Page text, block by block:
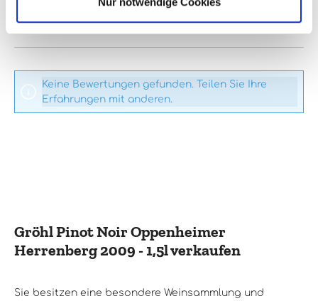
Keine Bewertungen gefunden. Teilen Sie Ihre
Erfahrungen mit anderen.
Gröhl Pinot Noir Oppenheimer
Herrenberg 2009 - 1,5l verkaufen
Sie besitzen eine besondere Weinsammlung und